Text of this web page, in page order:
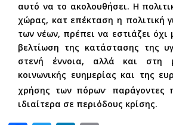
αυτό να το ακολουθήσει. Η
χώρας, κατ επέκταση η πολιτική
των νέων, πρέπει να εστιάζει όχι
βελτίωση της κατάστασης της
στενή έννοια, αλλά και στη
κοινωνικής ευημερίας και της
χρήσης των πόρων.
παράγοντες
ιδιαίτερα σε περιόδους κρίσης.